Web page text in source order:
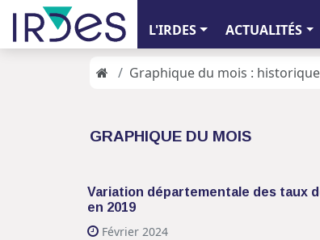
L'IRDES ACTUALITÉS
Graphique du mois : historique
GRAPHIQUE DU MOIS
Variation départementale des taux
en 2019
Février 2024